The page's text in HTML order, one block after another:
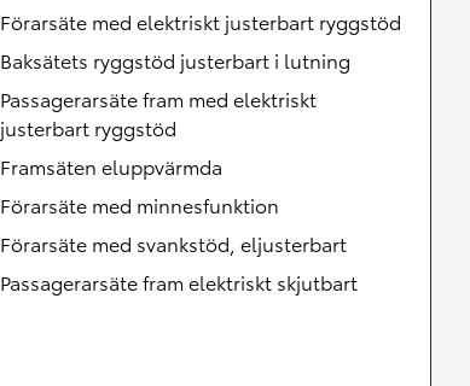
Förarsäte med elektriskt justerbart ryggstöd
Baksätets ryggstöd justerbart i lutning
Passagerarsäte fram med elektriskt
justerbart ryggstöd
Framsäten eluppvärmda
Förarsäte med minnesfunktion
Förarsäte med svankstöd, eljusterbart
Passagerarsäte fram elektriskt skjutbart